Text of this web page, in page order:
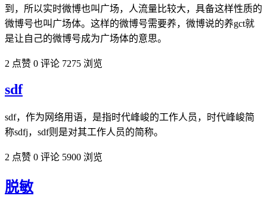
到，所以实时微博也叫广场，人流量比较大，具备这样性质的
微博号也叫广场体。这样的微博号需要养，微博说的养gct就
是让自己的微博号成为广场体的意思。
2 点赞 0 评论 7275 浏览
sdf
sdf，作为网络用语，是指时代峰峻的工作人员，时代峰峻简
称sdfj，sdf则是对其工作人员的简称。
2 点赞 0 评论 5900 浏览
脱敏